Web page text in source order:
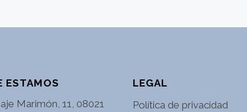
ESTAMOS
Marimón, 11, 08021
LEGAL
Política de privacidad